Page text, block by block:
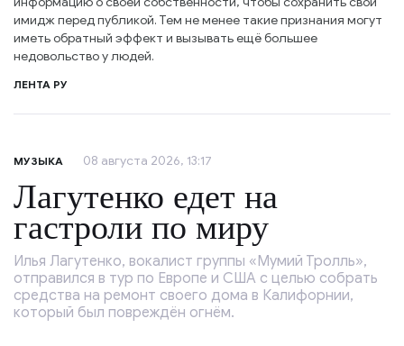
имидж перед публикой. Тем не менее такие признания могут
иметь обратный эффект и вызывать ещё большее
недовольство у людей.
ЛЕНТА РУ
МУЗЫКА 08 августа 2026, 13:17
Лагутенко едет на
гастроли по миру
Илья Лагутенко, вокалист группы «Мумий Тролль»,
отправился в тур по Европе и США с целью собрать
средства на ремонт своего дома в Калифорнии,
который был повреждён огнём.